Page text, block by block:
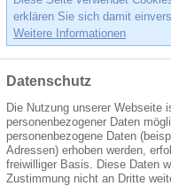
erklären Sie sich damit
Weitere Informationen
Datenschutz
Die Nutzung unserer Webseite
personenbezogener Daten
personenbezogene Daten
Adressen) erhoben werden,
freiwilliger Basis. Diese Daten
Zustimmung nicht an Dritte